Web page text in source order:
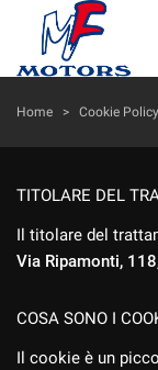
HOME
AZIENDA
DICONO DI NOI
Home > Cookie Policy
TITOLARE DEL
Il titolare del
Via Ripamonti,
COSA SONO I
Il cookie è un